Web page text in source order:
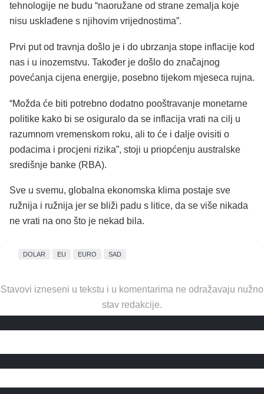
tehnologije ne budu “naoružane od strane zemalja koje
nisu usklađene s njihovim vrijednostima”.
Prvi put od travnja došlo je i do ubrzanja stope inflacije kod
nas i u inozemstvu. Također je došlo do značajnog
povećanja cijena energije, posebno tijekom mjeseca rujna.
“Možda će biti potrebno dodatno pooštravanje monetarne
politike kako bi se osiguralo da se inflacija vrati na cilj u
razumnom vremenskom roku, ali to će i dalje ovisiti o
podacima i procjeni rizika”, stoji u priopćenju australske
središnje banke (RBA).
Sve u svemu, globalna ekonomska klima postaje sve
ružnija i ružnija jer se bliži padu s litice, da se više nikada
ne vrati na ono što je nekad bila.
DOLAR EU EURO SAD
Stavovi izneseni u tekstu i u komentarima ne odražavaju nužno
stav redakcije.